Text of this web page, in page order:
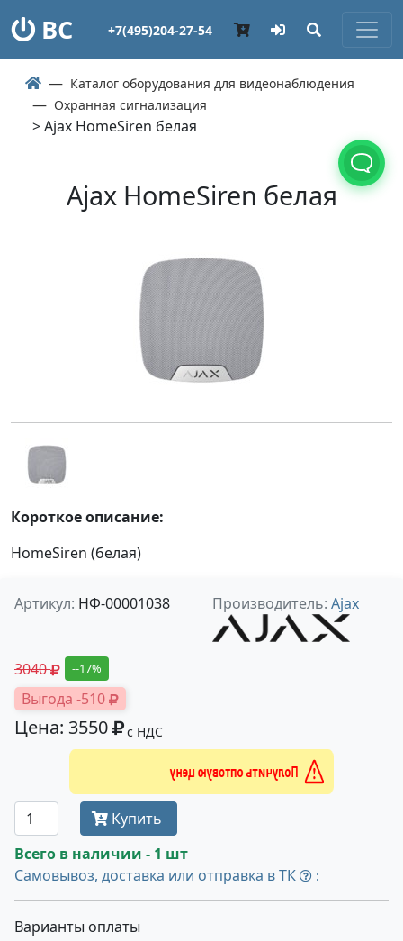
ВС +7(495)204-27-54
Каталог оборудования для видеонаблюдения
Охранная сигнализация
> Ajax HomeSiren белая
Ajax HomeSiren белая
Короткое описание:
HomeSiren (белая)
Артикул: НФ-00001038 Производитель: Ajax
3040 --17%
Выгода -510
Цена: 3550 с НДС
Получить оптовую цену
Купить
Всего в наличии - 1 шт
Самовывоз, доставка или отправка в ТК
:
Варианты оплаты